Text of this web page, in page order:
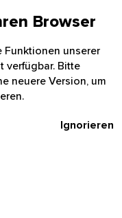
Browser
Funktionen unserer
verfügbar. Bitte
neuere Version, um
Ignorieren